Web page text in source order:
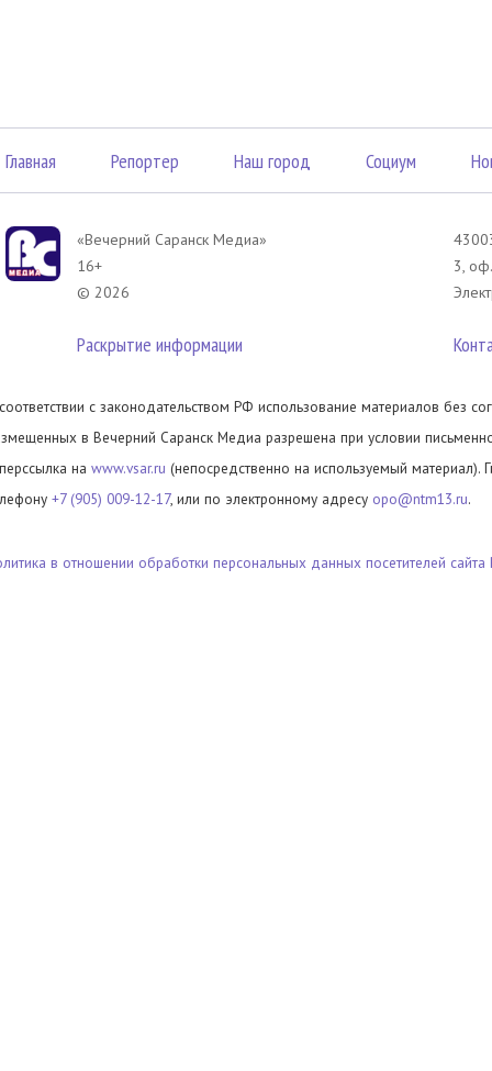
Главная Репортер Наш город Социум
«Вечерний Саранск Mедиа»
16+
© 2026
Раскрытие информации
3,
с законодательством РФ использование материалов без
в Вечерний Саранск Медиа разрешена при условии
на www.vsar.ru (непосредственно на используемый материал).
+7 (905) 009-12-17, или по электронному адресу opo@ntm13.ru.
в отношении обработки персональных данных посетителей